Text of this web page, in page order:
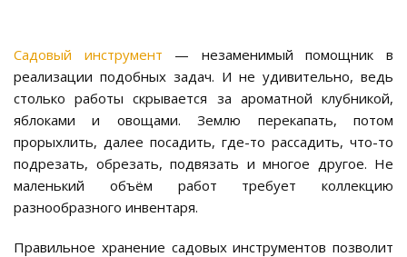
Садовый инструмент — незаменимый помощник в
реализации подобных задач. И не удивительно, ведь
столько работы скрывается за ароматной клубникой,
яблоками и овощами. Землю перекапать, потом
прорыхлить, далее посадить, где-то рассадить, что-то
подрезать, обрезать, подвязать и многое другое. Не
маленький объём работ требует коллекцию
разнообразного инвентаря.
Правильное хранение садовых инструментов позволит